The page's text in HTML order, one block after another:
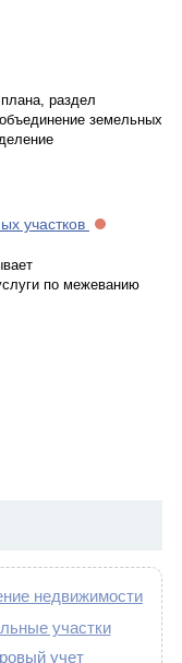
раздел
земельных
участков
по межеванию
недвижимости
участки
учет